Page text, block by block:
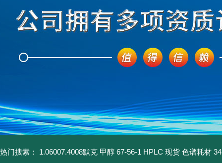
热门搜索： 1.06007.4008默克 甲醇 67-56-1 HPLC 现货 色谱耗材